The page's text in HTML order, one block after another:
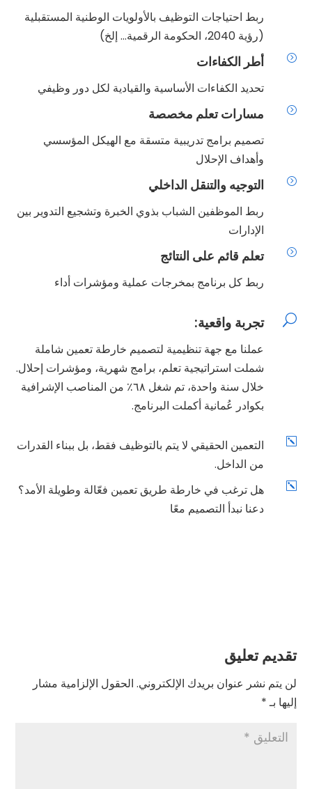
ربط احتياجات التوظيف بالأولويات الوطنية المستقبلية
(رؤية 2040، الحكومة الرقمية… إلخ)
= أطر الكفاءات
تحديد الكفاءات الأساسية والقيادية لكل دور وظيفي
= مسارات تعلم مخصصة
تصميم برامج تدريبية متسقة مع الهيكل المؤسسي
وأهداف الإحلال
= التوجيه والتنقل الداخلي
ربط الموظفين الشباب بذوي الخبرة وتشجيع التدوير بين
الإدارات
= تعلم قائم على النتائج
ربط كل برنامج بمخرجات عملية ومؤشرات أداء
U تجربة واقعية:
عملنا مع جهة تنظيمية لتصميم خارطة تعمين شاملة
شملت استراتيجية تعلم، برامج شهرية، ومؤشرات إحلال.
خلال سنة واحدة، تم شغل ٦٨٪ من المناصب الإشرافية
بكوادر عُمانية أكملت البرنامج.
k
التعمين الحقيقي لا يتم بالتوظيف فقط، بل ببناء القدرات
من الداخل.
k
هل ترغب في خارطة طريق تعمين فعّالة وطويلة الأمد؟
دعنا نبدأ التصميم معًا
تقديم تعليق
لن يتم نشر عنوان بريدك الإلكتروني. الحقول الإلزامية مشار
إليها بـ*